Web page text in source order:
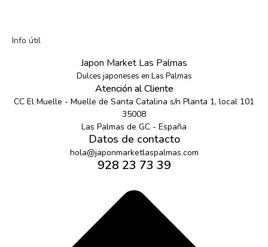
Info útil
Japon Market Las Palmas
Dulces japoneses en Las Palmas
Atención al Cliente
CC El Muelle - Muelle de Santa Catalina s/n Planta 1, local 101
35008
Las Palmas de GC - España
Datos de contacto
hola@japonmarketlaspalmas.com
928 23 73 39